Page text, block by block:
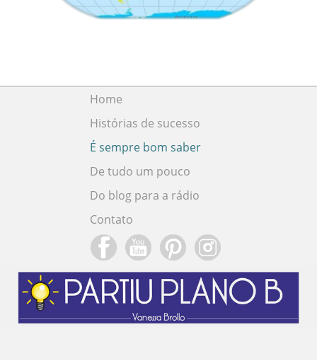
Home
Histórias de sucesso
É sempre bom saber
De tudo um pouco
Do blog para a rádio
Contato